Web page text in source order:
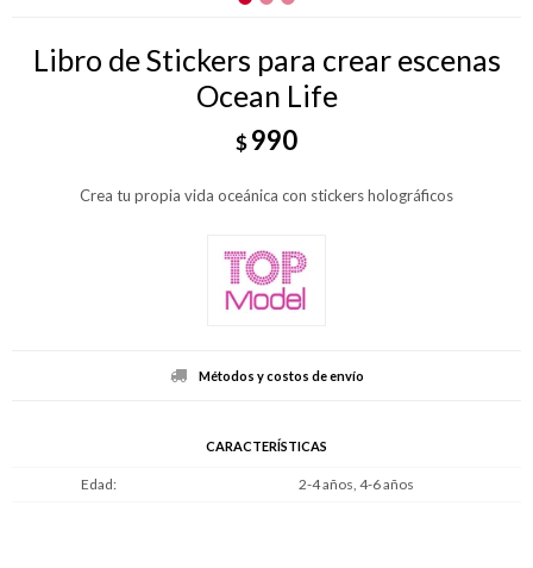
Libro de Stickers para crear escenas
Ocean Life
$990
Crea tu propia vida oceánica con stickers holográficos
Métodos y costos de envío
CARACTERÍSTICAS
Edad 2-4 años, 4-6 años